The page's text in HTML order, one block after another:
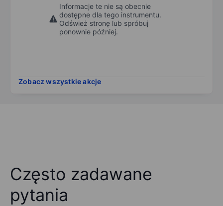
Informacje te nie są obecnie
dostępne dla tego instrumentu.
Odśwież stronę lub spróbuj
ponownie później.
Zobacz wszystkie akcje
Często zadawane
pytania